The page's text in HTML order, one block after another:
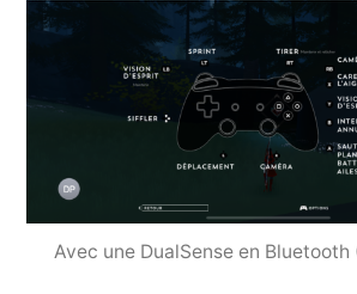
Avec une DualSense en Bluetooth